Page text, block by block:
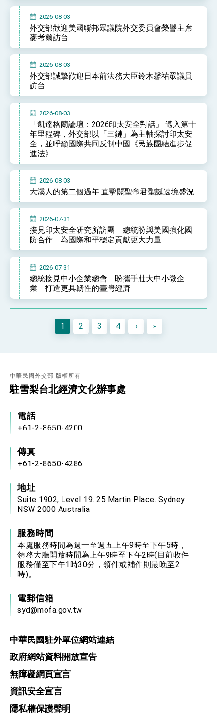
2026-08-03
外交部歡迎美國聯邦眾議院外交委員會榮譽主席
麥考爾訪台
2026-08-03
外交部誠摯歡迎日本前法務大臣鈴木馨祐眾議員
訪台
2026-08-03
「凱達格蘭論壇：2026印太安全對話」 邁入第十
年里程碑，外交部以「三鏈」為主軸探討印太安
全，並呼籲國際共同反制中國《民族團結進步促
進法》
2026-08-03
大溪人的第二個過年 直擊關聖帝君聖誕遶境盛況
2026-07-31
接見印太安全研究所訪團 總統盼與美國強化國
防合作 為國際和平穩定貢獻更大力量
2026-07-31
總統接見中小企業總會 盼攜手壯大中小微企
業 打造更具韌性的臺灣經濟
1 2 3 4 › »
中華民國外交部 版權所有
駐雪梨台北經濟文化辦事處
電話
+61-2-8650-4200
傳真
+61-2-8650-4286
地址
Suite 1902, Level 19, 25 Martin Place, Sydney
NSW 2000 Australia
服務時間
本處服務時間為週一至週五上午9時至下午5時，
領務大廳開放時間為上午9時至下午2時(目前收件
服務僅至下午1時30分，領件或補件則最晚至2
時)。
電郵信箱
syd@mofa.gov.tw
中華民國駐外單位網站連結
政府網站資料開放宣告
無障礙網頁宣言
資訊安全宣言
隱私權保護聲明